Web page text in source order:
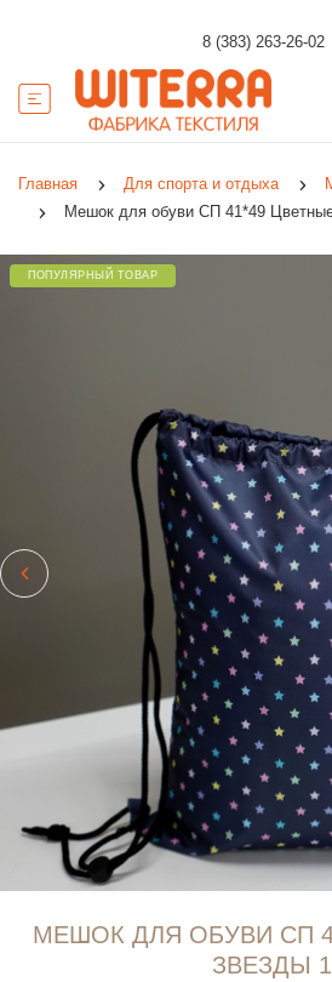
8 (383) 263-26-02
Главная Для спорта и отдыха
Мешок для обуви СП 41*49
ПОПУЛЯРНЫЙ ТОВАР
МЕШОК ДЛЯ ОБУВИ СП
ЗВЕЗДЫ 1